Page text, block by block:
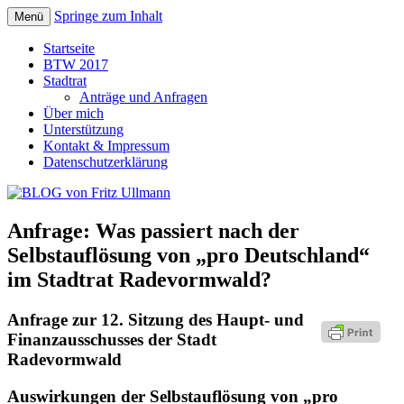
BLOG von Fritz Ullmann
Stadtverordneter im Rat der Stadt
Radevormwald
Menü Springe zum Inhalt
Startseite
BTW 2017
Stadtrat
Anträge und Anfragen
Über mich
Unterstützung
Kontakt & Impressum
Datenschutzerklärung
Anfrage: Was passiert nach der
Selbstauflösung von „pro Deutschland“
im Stadtrat Radevormwald?
Anfrage zur 12. Sitzung des Haupt- und
Finanzausschusses der Stadt
Radevormwald
Auswirkungen der Selbstauflösung von „pro